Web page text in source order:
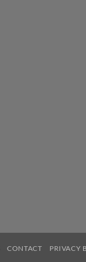
CONTACT PRIVACY